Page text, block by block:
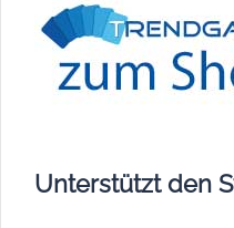
Unterstützt den